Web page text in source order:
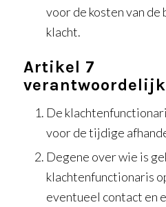
voor de kosten van de
klacht.
Artikel 7
De
voor de tijdige
Degene over wie is
klachtenfunctionaris
eventueel contact en